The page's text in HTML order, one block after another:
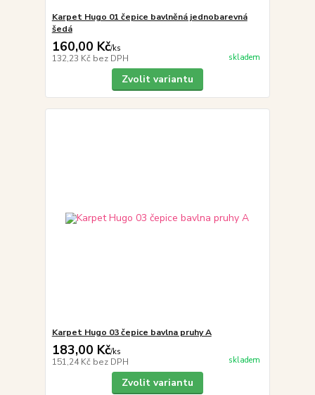
Karpet Hugo 01 čepice bavlněná jednobarevná
šedá
160,00 Kč/ks
132,23 Kč bez DPH skladem
Zvolit variantu
Karpet Hugo 03 čepice bavlna pruhy A
183,00 Kč/ks
151,24 Kč bez DPH skladem
Zvolit variantu